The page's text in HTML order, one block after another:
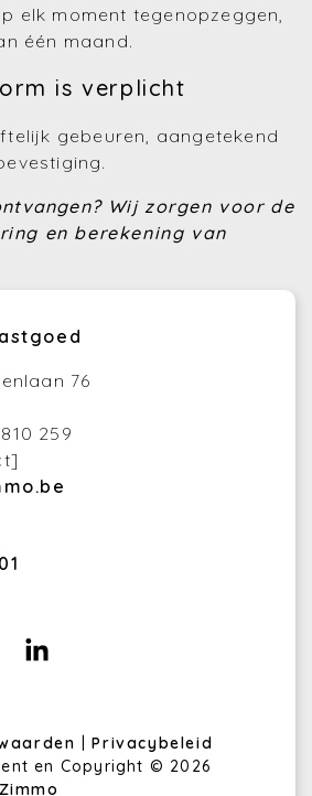
elk moment tegenopzeggen,
één maand.
is verplicht
gebeuren, aangetekend
Wij zorgen voor de
en berekening van
76
259
|Privacybeleid
en Copyright © 2026
Zimmo